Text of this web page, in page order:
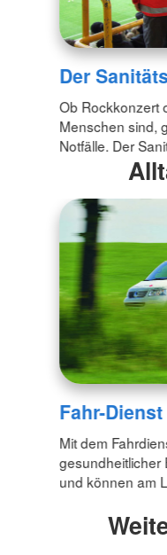
Der
Ob Rockkonzert
Menschen sind,
Notfälle. Der
Fahr-Dienst
Mit dem
gesundheitlicher
und können am